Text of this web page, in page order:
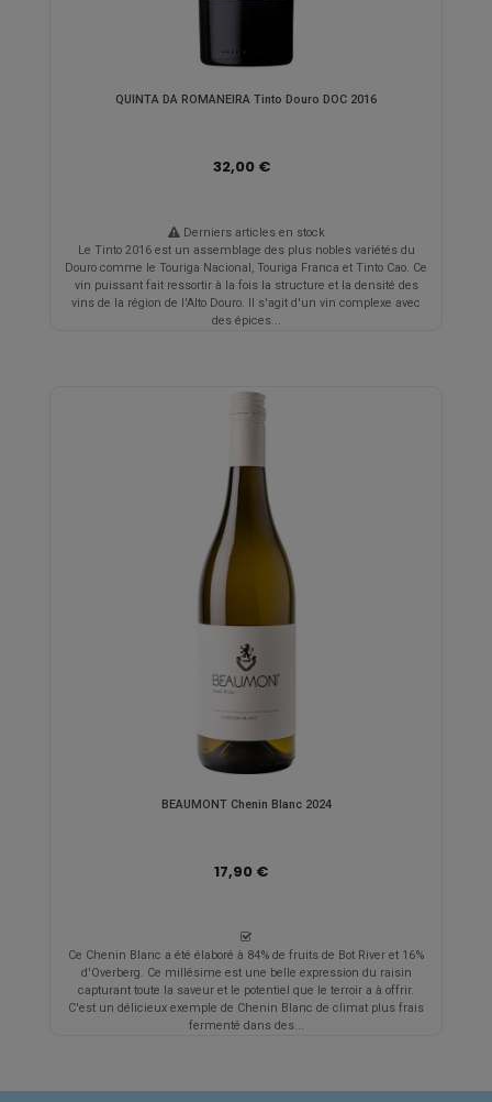
QUINTA DA ROMANEIRA Tinto Douro DOC 2016
32,00 €
Derniers articles en stock
Le Tinto 2016 est un assemblage des plus nobles variétés du
Douro comme le Touriga Nacional, Touriga Franca et Tinto Cao. Ce
vin puissant fait ressortir à la fois la structure et la densité des
vins de la région de l'Alto Douro. Il s'agit d'un vin complexe avec
des épices...
BEAUMONT Chenin Blanc 2024
17,90 €
Ce Chenin Blanc a été élaboré à 84% de fruits de Bot River et 16%
d'Overberg. Ce millésime est une belle expression du raisin
capturant toute la saveur et le potentiel que le terroir a à offrir.
C'est un délicieux exemple de Chenin Blanc de climat plus frais
fermenté dans des...